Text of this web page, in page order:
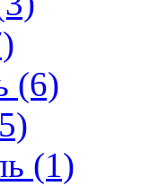
(6)
(1)